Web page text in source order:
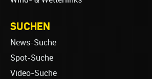
SUCHEN
News-Suche
Spot-Suche
Video-Suche